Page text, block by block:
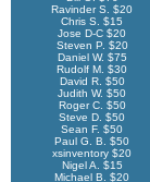
Ravinder S. $20
Chris S. $15
Jose D-C $20
Steven P. $20
Daniel W. $75
Rudolf M. $30
David R. $50
Judith W. $50
Roger C. $50
Steve D. $50
Sean F. $50
Paul G. B. $50
xsinventory $20
Nigel A. $15
Michael B. $20